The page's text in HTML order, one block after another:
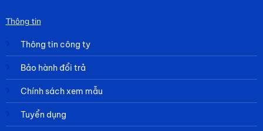
Thông tin
Thông tin công ty
Bảo hành đổi trả
Chính sách xem mẫu
Tuyển dụng